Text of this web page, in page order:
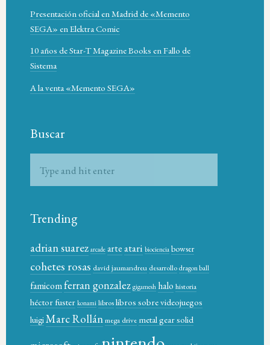
Presentación oficial en Madrid de «Memento
SEGA» en Elektra Comic
10 años de Star-T Magazine Books en Fallo de
Sistema
A la venta «Memento SEGA»
Buscar
Trending
adrian suarez arcade arteatari biociencia bowser
cohetes rosas david jaumandreu desarrollodragon ball
famicomferran gonzalez gigamesh halo historia
héctor fuster konami libroslibros sobre videojuegos
luigiMarc Rollánmega drive metal gear solid